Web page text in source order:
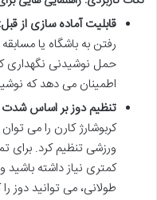
قابلیت آماده سازی از قبل:
رفتن به باشگاه یا
حمل نوشیدنی نگهداری
اطمینان می دهد که
تنظیم دوز بر اساس
کربوشارژ کارن را می
ورزشی تنظیم کرد. برای
کمتری نیاز داشته
طولانی، می توانید دوز